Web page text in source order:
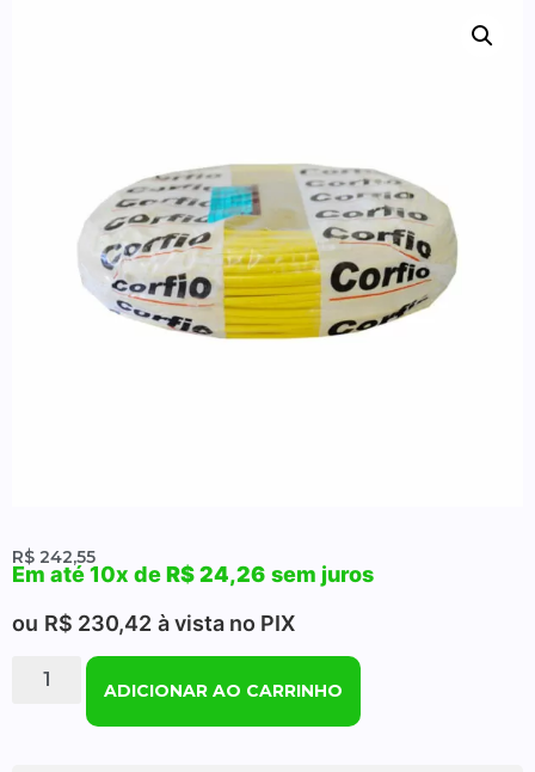
R$ 242,55
Em até 10x deR$24,26 sem juros
ou R$ 230,42 à vista no PIX
ADICIONAR AO CARRINHO